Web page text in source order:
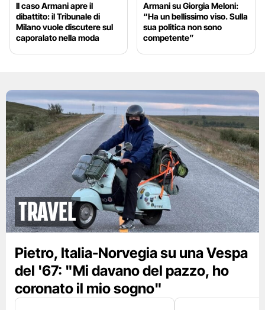
Il caso Armani apre il
dibattito: il Tribunale di
Milano vuole discutere sul
caporalato nella moda
Armani su Giorgia Meloni:
“Ha un bellissimo viso. Sulla
sua politica non sono
competente”
Travel
Pietro, Italia-Norvegia su una Vespa
del '67: "Mi davano del pazzo, ho
coronato il mio sogno"